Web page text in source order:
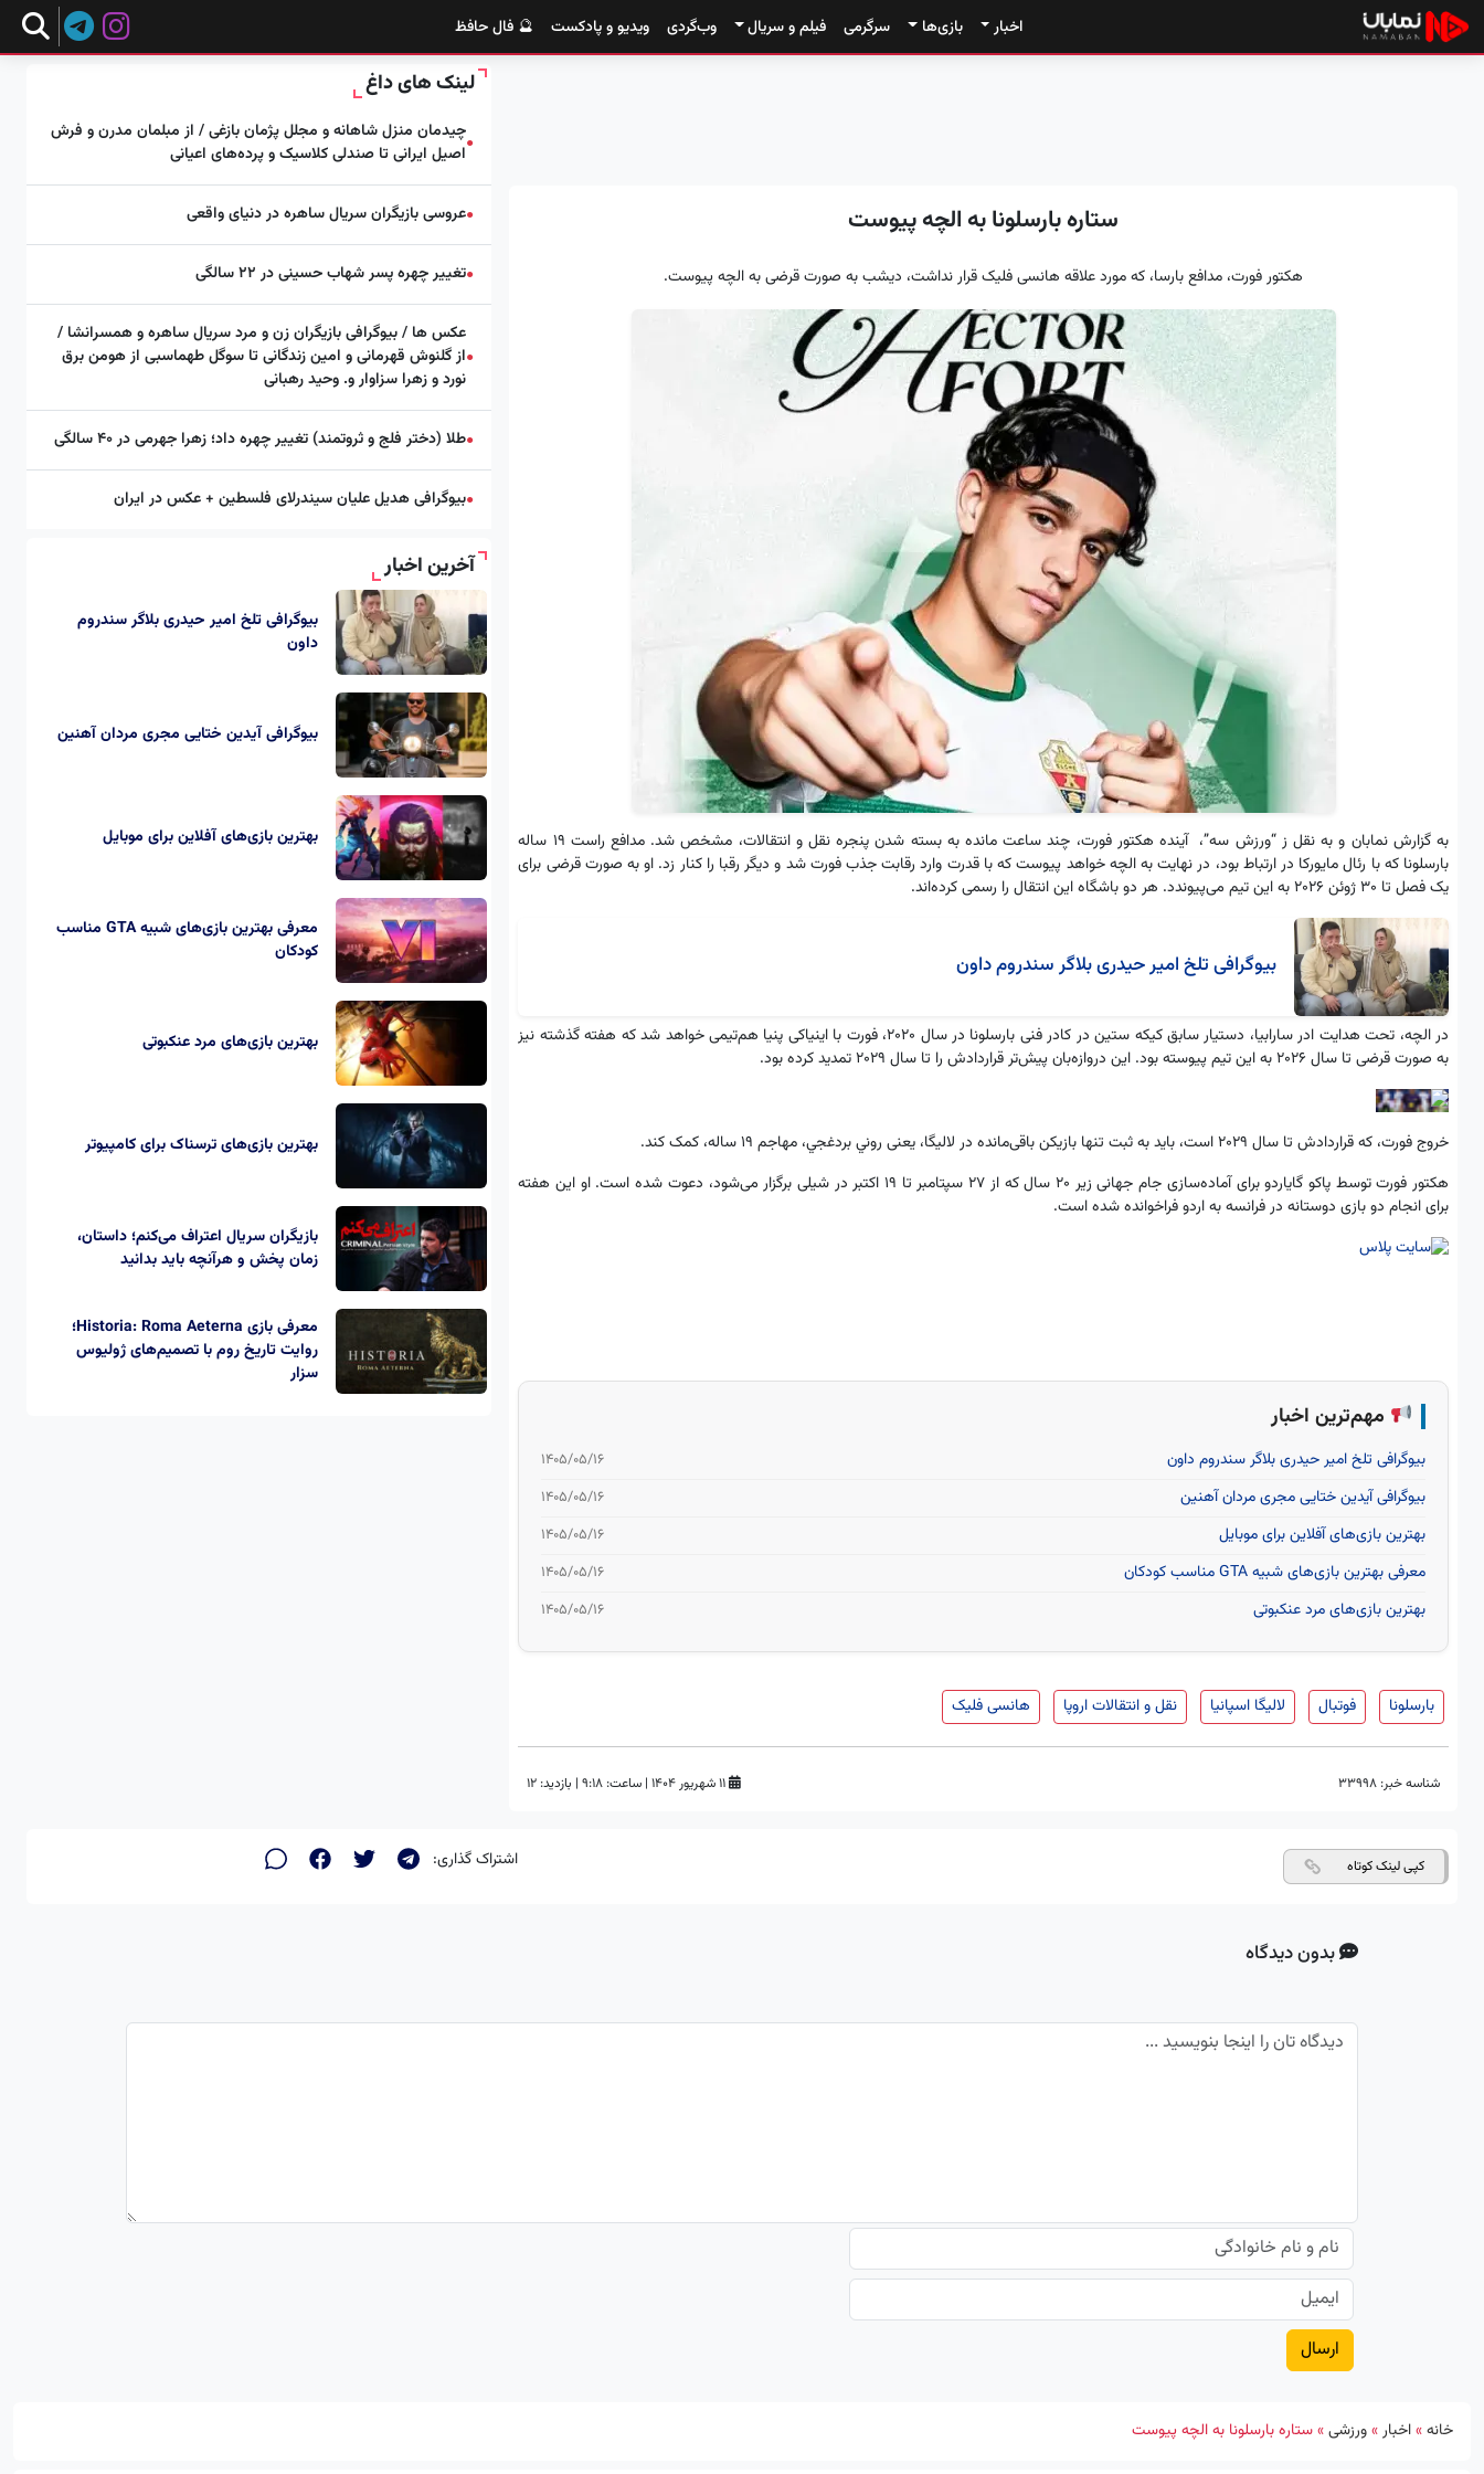
اخبار بازی‌ها سرگرمی فیلم و سریال وب‌گردی ویدیو و پادکست 🔮 فال حافظ
ستاره بارسلونا به الچه پیوست
هکتور فورت، مدافع بارسا، که مورد علاقه هانسی فلیک قرار نداشت، دیشب به صورت قرضی به الچه پیوست.
به گزارش نمابان و به نقل ز “ورزش سه”، آینده هکتور فورت، چند ساعت مانده به بسته شدن پنجره نقل و انتقالات، مشخص شد. مدافع راست ۱۹ ساله
بارسلونا که با رئال مایورکا در ارتباط بود، در نهایت به الچه خواهد پیوست که با قدرت وارد رقابت جذب فورت شد و دیگر رقبا را کنار زد. او به صورت قرضی برای
یک فصل تا ۳۰ ژوئن ۲۰۲۶ به این تیم می‌پیوندد. هر دو باشگاه این انتقال را رسمی کرده‌اند.
بیوگرافی تلخ امیر حیدری بلاگر سندروم داون
در الچه، تحت هدایت ادر سارابیا، دستیار سابق کیکه ستین در کادر فنی بارسلونا در سال ۲۰۲۰، فورت با اینیاکی پنیا هم‌تیمی خواهد شد که هفته گذشته نیز
به صورت قرضی تا سال ۲۰۲۶ به این تیم پیوسته بود. این دروازه‌بان پیش‌تر قراردادش را تا سال ۲۰۲۹ تمدید کرده بود.
خروج فورت، که قراردادش تا سال ۲۰۲۹ است، باید به ثبت تنها بازیکن باقی‌مانده در لالیگا، یعنی روني بردغجي، مهاجم ۱۹ ساله، کمک کند.
هکتور فورت توسط پاکو گایاردو برای آماده‌سازی جام جهانی زیر ۲۰ سال که از ۲۷ سپتامبر تا ۱۹ اکتبر در شیلی برگزار می‌شود، دعوت شده است. او این هفته
برای انجام دو بازی دوستانه در فرانسه به اردو فراخوانده شده است.
مهم‌ترین اخبار
بیوگرافی تلخ امیر حیدری بلاگر سندروم داون ۱۴۰۵/۰۵/۱۶
بیوگرافی آیدین ختایی مجری مردان آهنین ۱۴۰۵/۰۵/۱۶
بهترین بازی‌های آفلاین برای موبایل ۱۴۰۵/۰۵/۱۶
معرفی بهترین بازی‌های شبیه GTA مناسب کودکان ۱۴۰۵/۰۵/۱۶
بهترین بازی‌های مرد عنکبوتی ۱۴۰۵/۰۵/۱۶
بارسلونا فوتبال لالیگا اسپانیا نقل و انتقالات اروپا هانسی فلیک
شناسه خبر: ۱۱ شهریور ۱۴۰۴ | ساعت: ۹:۱۸ | بازدید: 12
لینک های داغ
●چیدمان منزل شاهانه و مجلل پژمان بازغی / از مبلمان مدرن و فرش
اصیل ایرانی تا صندلی کلاسیک و پرده‌های اعیانی
●عروسی بازیگران سریال ساهره در دنیای واقعی
●تغییر چهره پسر شهاب حسینی در ۲۲ سالگی
●
عکس ها / بیوگرافی بازیگران زن و مرد سریال ساهره و همسرانشا /
از گلنوش قهرمانی و امین زندگانی تا سوگل طهماسبی از هومن برق
نورد و زهرا سزاوار و. وحید رهبانی
●طلا (دختر فلج و ثروتمند) تغییر چهره داد؛ زهرا جهرمی در ۴۰ سالگی
●بیوگرافی هدیل علیان سیندرلای فلسطین + عکس در ایران
آخرین اخبار
بیوگرافی تلخ امیر حیدری بلاگر سندروم
داون
بیوگرافی آیدین ختایی مجری مردان آهنین
بهترین بازی‌های آفلاین برای موبایل
معرفی بهترین بازی‌های شبیه GTA مناسب
کودکان
بهترین بازی‌های مرد عنکبوتی
بهترین بازی‌های ترسناک برای کامپیوتر
بازیگران سریال اعتراف می‌کنم؛ داستان،
زمان پخش و هرآنچه باید بدانید
معرفی بازی Historia: Roma Aeterna؛
روایت تاریخ روم با تصمیم‌های ژولیوس
سزار
کپی لینک کوتاه اشتراک گذاری:
بدون دیدگاه
خانه»اخبار»ورزشی»ستاره بارسلونا به الچه پیوست